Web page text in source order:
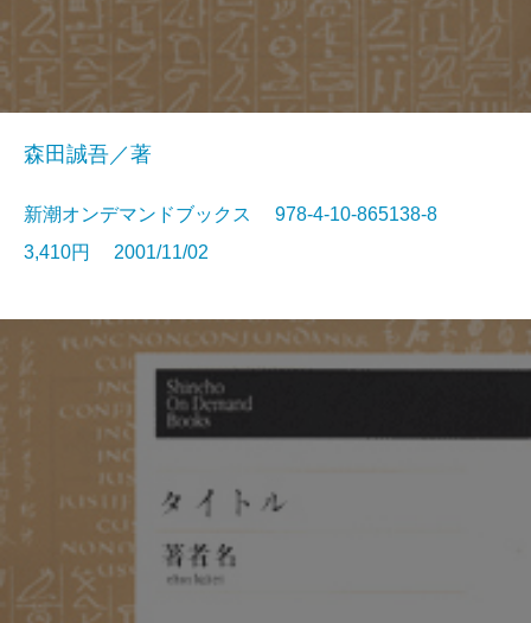
森田誠吾／著
新潮オンデマンドブックス 978-4-10-865138-8
3,410円 2001/11/02